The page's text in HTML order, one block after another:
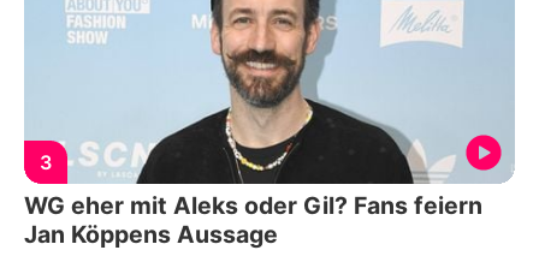
3
WG eher mit Aleks oder Gil? Fans feiern
Jan Köppens Aussage